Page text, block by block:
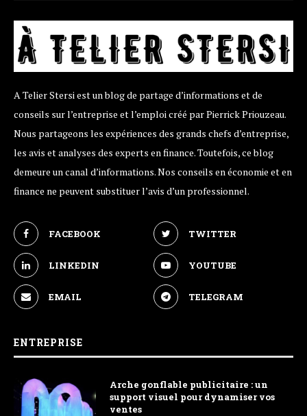
A Telier Stersi est un blog de partage d’informations et de
conseils sur l’entreprise et l’emploi créé par Pierrick Priouzeau.
Nous partageons les expériences des grands chefs d’entreprise,
les avis et analyses des experts en finance. Toutefois, ce blog
demeure un canal d’informations. Nos conseils en économie et en
finance ne peuvent substituer l’avis d’un professionnel.
FACEBOOK TWITTER
LINKEDIN YOUTUBE
EMAIL TELEGRAM
ENTREPRISE
Arche gonflable publicitaire : un
support visuel pour dynamiser vos
ventes